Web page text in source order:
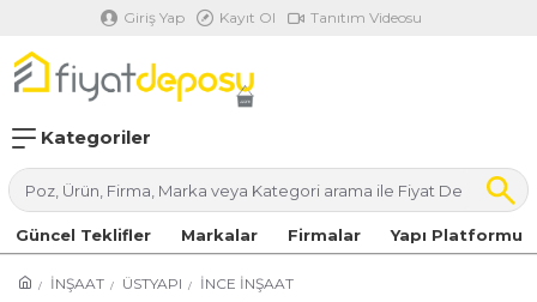
Giriş Yap Kayıt Ol Tanıtım Videosu
Kategoriler
Güncel Teklifler Markalar Firmalar Yapı Platformu
İNŞAAT ÜSTYAPI
İNCE İNŞAAT